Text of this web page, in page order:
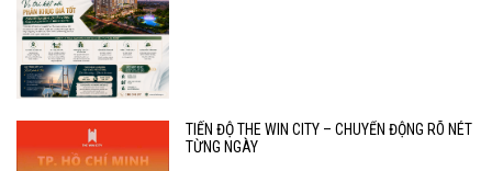
TIẾN ĐỘ THE WIN CITY – CHUYỂN ĐỘNG RÕ NÉT
TỪNG NGÀY